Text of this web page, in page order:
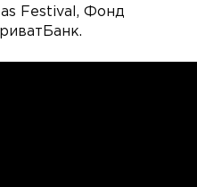
Festival, Фонд